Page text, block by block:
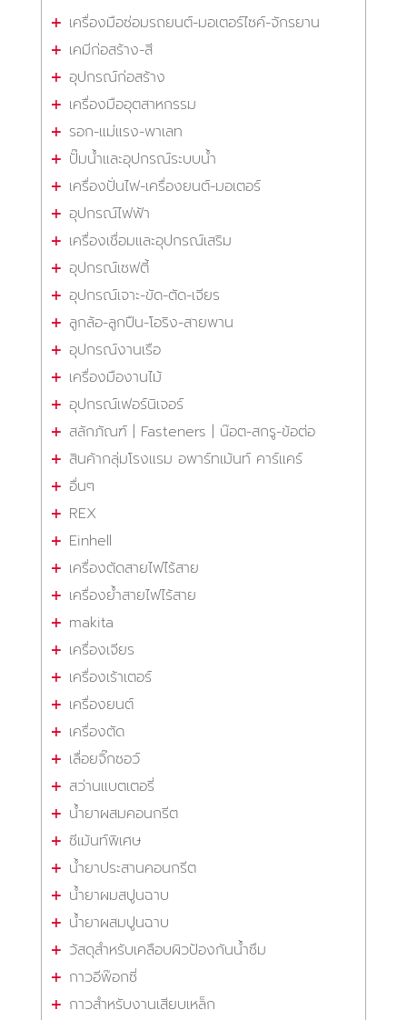
เครื่องมือซ่อมรถยนต์-มอเตอร์ไซค์-จักรยาน
เคมีก่อสร้าง-สี
อุปกรณ์ก่อสร้าง
เครื่องมืออุตสาหกรรม
รอก-แม่แรง-พาเลท
ปั๊มน้ำและอุปกรณ์ระบบน้ำ
เครื่องปั่นไฟ-เครื่องยนต์-มอเตอร์
อุปกรณ์ไฟฟ้า
เครื่องเชื่อมและอุปกรณ์เสริม
อุปกรณ์เซฟตี้
อุปกรณ์เจาะ-ขัด-ตัด-เจียร
ลูกล้อ-ลูกปืน-โอริง-สายพาน
อุปกรณ์งานเรือ
เครื่องมืองานไม้
อุปกรณ์เฟอร์นิเจอร์
สลักภัณฑ์ | Fasteners | น๊อต-สกรู-ข้อต่อ
สินค้ากลุ่มโรงแรม อพาร์ทเม้นท์ คาร์แคร์
อื่นๆ
REX
Einhell
เครื่องตัดสายไฟไร้สาย
เครื่องย้ำสายไฟไร้สาย
makita
เครื่องเจียร
เครื่องเร้าเตอร์
เครื่องยนต์
เครื่องตัด
เลื่อยจิ๊กซอว์
สว่านแบตเตอรี่
น้ำยาผสมคอนกรีต
ซีเม้นท์พิเศษ
น้ำยาประสานคอนกรีต
น้ำยาผมสปูนฉาบ
น้ำยาผสมปูนฉาบ
วัสดุสำหรับเคลือบผิวป้องกันน้ำซึม
กาวอีพ๊อกซี่
กาวสำหรับงานเสียบเหล็ก